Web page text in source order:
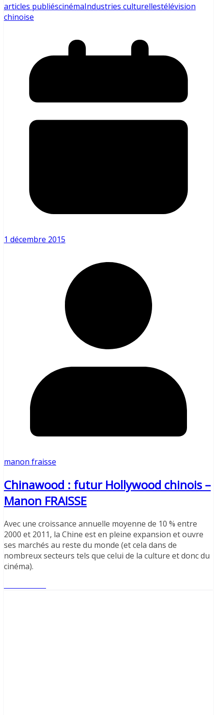
articles publiéscinémaIndustries culturellestélévision
chinoise
1 décembre 2015
manon fraisse
Chinawood : futur Hollywood chinois –
Manon FRAISSE
Avec une croissance annuelle moyenne de 10 % entre
2000 et 2011, la Chine est en pleine expansion et ouvre
ses marchés au reste du monde (et cela dans de
nombreux secteurs tels que celui de la culture et donc du
cinéma).